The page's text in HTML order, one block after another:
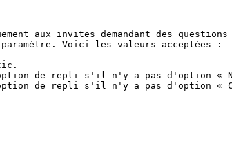
aux invites demandant des
Voici les valeurs acceptées :
de repli s'il n'y a pas d'option «
de repli s'il n'y a pas d'option «